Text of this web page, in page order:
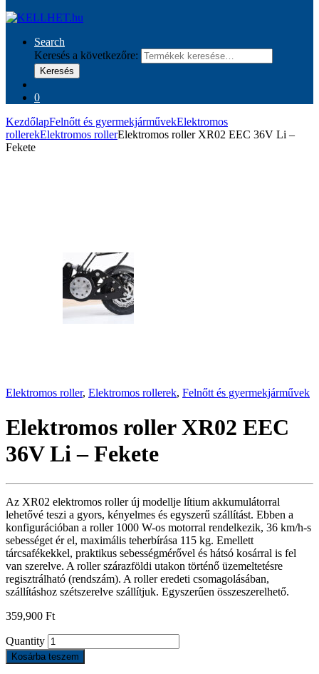
Search
Keresés a következőre:
Keresés
0
KezdőlapFelnőtt és gyermekjárművekElektromos
rollerekElektromos rollerElektromos roller XR02 EEC 36V Li –
Fekete
Elektromos roller, Elektromos rollerek, Felnőtt és gyermekjárművek
Elektromos roller XR02 EEC
36V Li – Fekete
Az XR02 elektromos roller új modellje lítium akkumulátorral
lehetővé teszi a gyors, kényelmes és egyszerű szállítást. Ebben a
konfigurációban a roller 1000 W-os motorral rendelkezik, 36 km/h-s
sebességet ér el, maximális teherbírása 115 kg. Emellett
tárcsafékekkel, praktikus sebességmérővel és hátsó kosárral is fel
van szerelve. A roller szárazföldi utakon történő üzemeltetésre
regisztrálható (rendszám). A roller eredeti csomagolásában,
szállításhoz szétszerelve szállítjuk. Egyszerűen összeszerelhető.
359,900 Ft
Quantity
Kosárba teszem